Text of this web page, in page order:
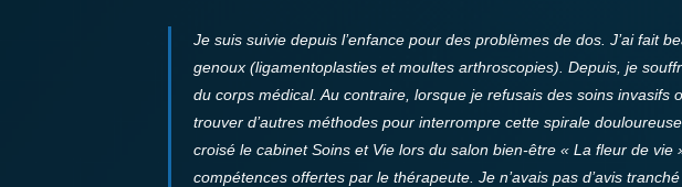
Je suis suivie depuis l’enfance pour des problèmes de dos. J’ai fait
genoux (ligamentoplasties et moultes arthroscopies). Depuis, je
du corps médical. Au contraire, lorsque je refusais des soins
trouver d’autres méthodes pour interrompre cette spirale
croisé le cabinet Soins et Vie lors du salon bien-être « La fleur de
compétences offertes par le thérapeute. Je n’avais pas d’avis